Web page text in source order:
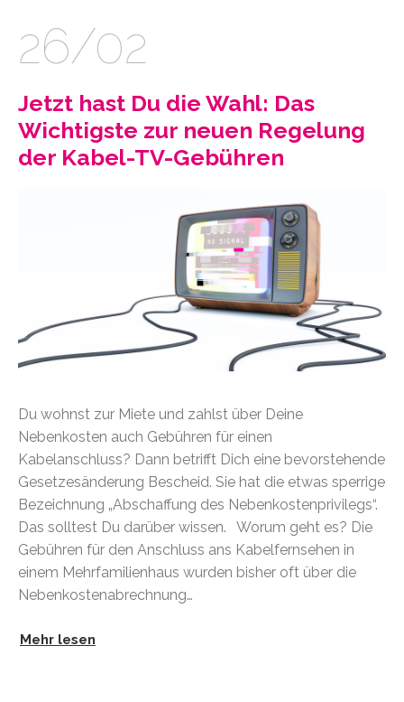
26/02
Jetzt hast Du die Wahl: Das
Wichtigste zur neuen Regelung
der Kabel-TV-Gebühren
Du wohnst zur Miete und zahlst über Deine
Nebenkosten auch Gebühren für einen
Kabelanschluss? Dann betrifft Dich eine bevorstehende
Gesetzesänderung Bescheid. Sie hat die etwas sperrige
Bezeichnung „Abschaffung des Nebenkostenprivilegs“.
Das solltest Du darüber wissen. Worum geht es? Die
Gebühren für den Anschluss ans Kabelfernsehen in
einem Mehrfamilienhaus wurden bisher oft über die
Nebenkostenabrechnung…
Mehr lesen